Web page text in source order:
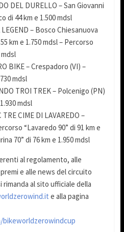
DEL DURELLO – San Giovanni
di 44 km e 1.500 mdsl
LEGEND – Bosco Chiesanuova
km e 1.750 mdsl – Percorso
BIKE – Crespadoro (VI) –
mdsl
TROI TREK – Polcenigo (PN)
mdsl
CIME DI LAVAREDO –
“Lavaredo 90” di 91 km e
70” di 76 km e 1.950 mdsl
al regolamento, alle
e alle news del circuito
rimanda al sito ufficiale della
e alla pagina